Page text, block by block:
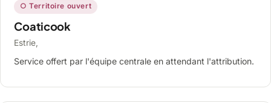
○ Territoire ouvert
Coaticook
Estrie,
Service offert par l'équipe centrale en attendant l'attribution.